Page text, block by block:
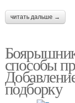
читать дальше →
способы
подборку